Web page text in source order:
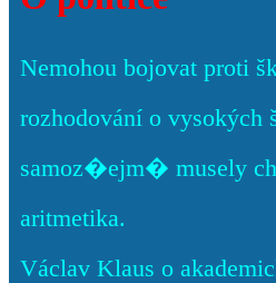
Nemohou bojovat proti
rozhodování o vysokých
samoz�ejm� musely
aritmetika.
Václav Klaus o